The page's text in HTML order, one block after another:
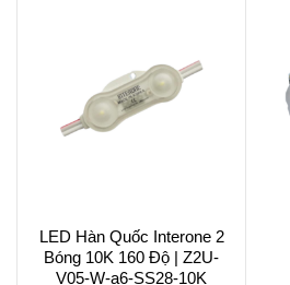
LED Hàn Quốc Interone 2
Bóng 10K 160 Độ | Z2U-
V05-W-a6-SS28-10K